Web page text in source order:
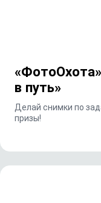
в путь»
Делай снимки по
призы!